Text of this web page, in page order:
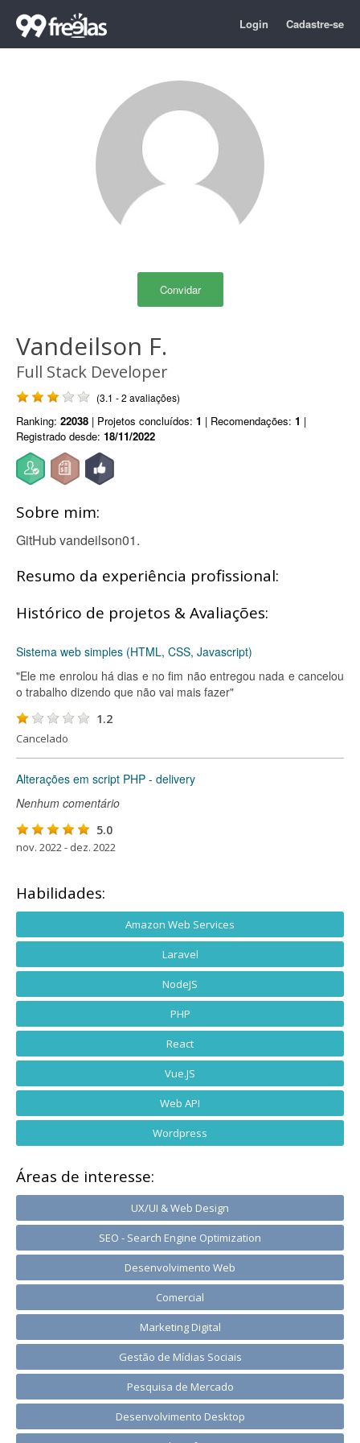
Login Cadastre-se
Convidar
Vandeilson F.
Full Stack Developer
(3.1 - 2 avaliações)
Ranking: 22038 | Projetos concluídos: 1 | Recomendações: 1 |
Registrado desde: 18/11/2022
Sobre mim:
GitHub vandeilson01.
Resumo da experiência profissional:
Histórico de projetos & Avaliações:
Sistema web simples (HTML, CSS, Javascript)
"Ele me enrolou há dias e no fim não entregou nada e cancelou
o trabalho dizendo que não vai mais fazer"
1.2
Cancelado
Alterações em script PHP - delivery
Nenhum comentário
5.0
nov. 2022 - dez. 2022
Habilidades:
Amazon Web Services
Laravel
NodeJS
PHP
React
Vue.JS
Web API
Wordpress
Áreas de interesse:
UX/UI & Web Design
SEO - Search Engine Optimization
Desenvolvimento Web
Comercial
Marketing Digital
Gestão de Mídias Sociais
Pesquisa de Mercado
Desenvolvimento Desktop